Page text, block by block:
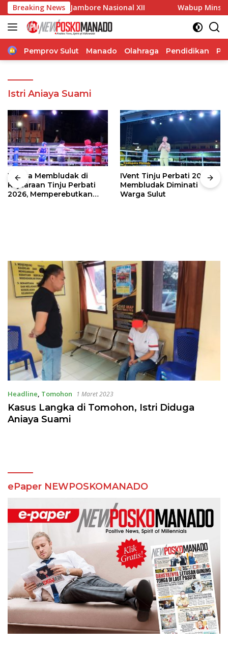
Langsung
ke
konten
Breaking News
di Jambore Nasional XII Wabup Minsel Tinjau
Home
Pemprov Sulut Manado Olahraga Pendidikan
Istri Aniaya Suami
Warga Membludak di
Kejuaraan Tinju Perbati
2026, Memperebutkan
IVent Tinju Perbati 2026
Membludak Diminati
Warga Sulut
Headline, Tomohon 1 Maret 2023
Kasus Langka di Tomohon, Istri Diduga
Aniaya Suami
ePaper NEWPOSKOMANADO